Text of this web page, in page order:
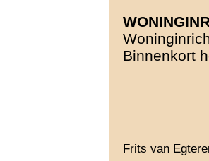
Binnenkort
Frits van